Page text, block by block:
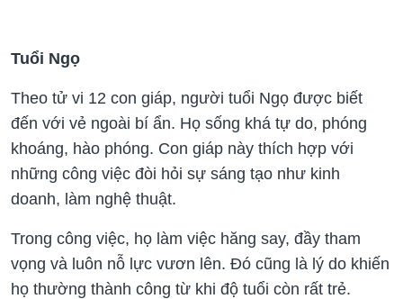
Tuổi Ngọ
Theo tử vi 12 con giáp, người tuổi Ngọ được biết
đến với vẻ ngoài bí ẩn. Họ sống khá tự do, phóng
khoáng, hào phóng. Con giáp này thích hợp với
những công việc đòi hỏi sự sáng tạo như kinh
doanh, làm nghệ thuật.
Trong công việc, họ làm việc hăng say, đầy tham
vọng và luôn nỗ lực vươn lên. Đó cũng là lý do khiến
họ thường thành công từ khi độ tuổi còn rất trẻ.